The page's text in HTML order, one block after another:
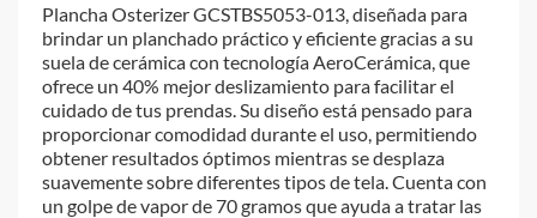
Plancha Osterizer GCSTBS5053-013, diseñada para
brindar un planchado práctico y eficiente gracias a su
suela de cerámica con tecnología AeroCerámica, que
ofrece un 40% mejor deslizamiento para facilitar el
cuidado de tus prendas. Su diseño está pensado para
proporcionar comodidad durante el uso, permitiendo
obtener resultados óptimos mientras se desplaza
suavemente sobre diferentes tipos de tela. Cuenta con
un golpe de vapor de 70 gramos que ayuda a tratar las